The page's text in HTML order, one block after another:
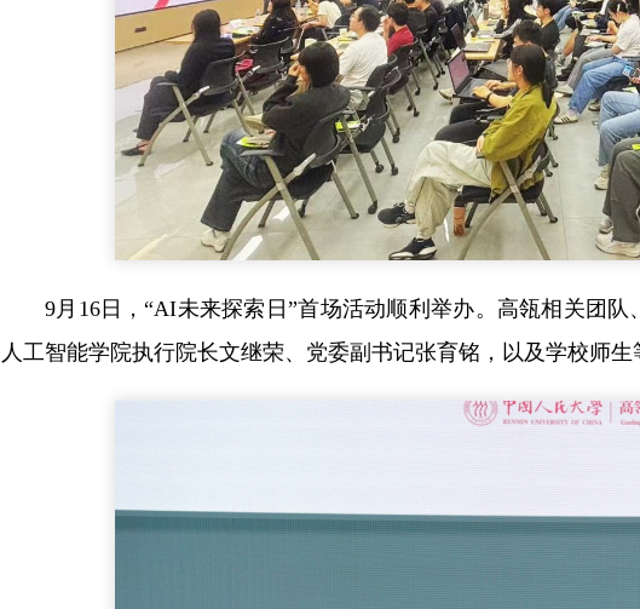
9月16日，“AI未来探索日”首场活动顺利举办。高瓴相关团
人工智能学院执行院长文继荣、党委副书记张育铭，以及学校师生